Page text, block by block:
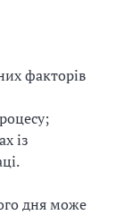
факторів
із
дня може